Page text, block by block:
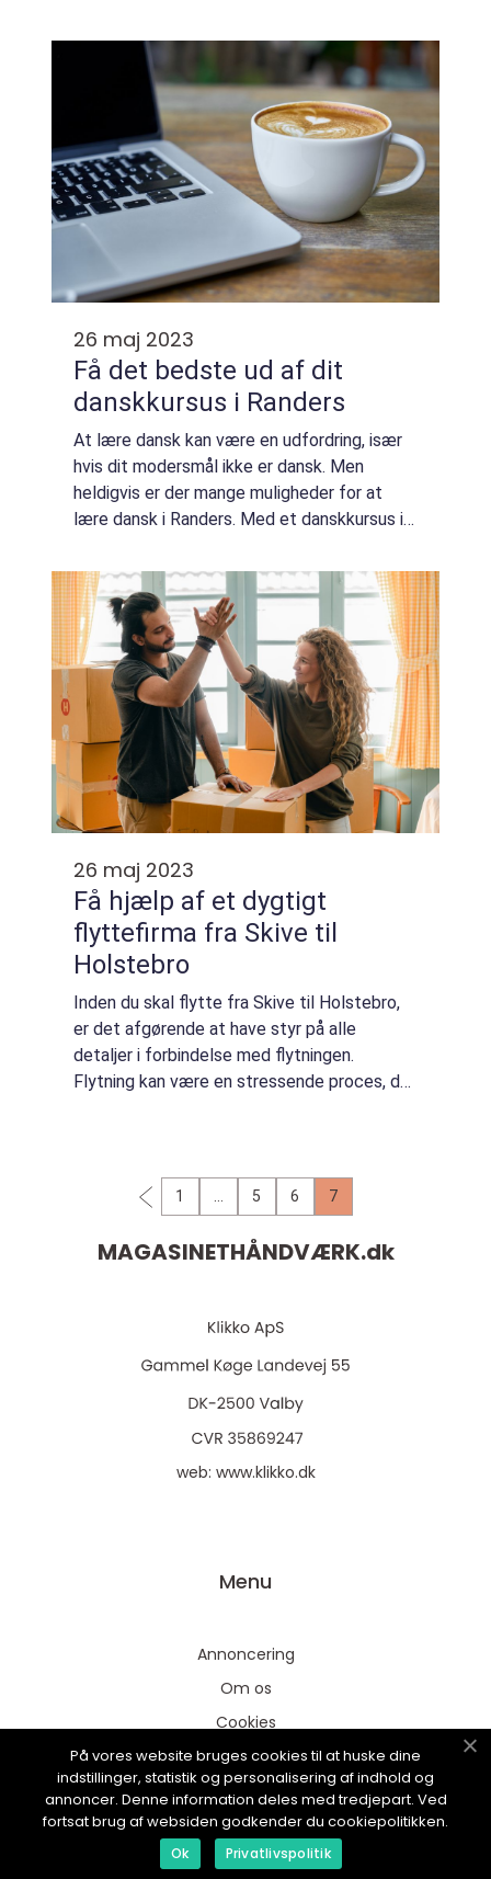
kan forårs...
26 maj 2023
Få det bedste ud af dit
danskkursus i Randers
At lære dansk kan være en udfordring, især
hvis dit modersmål ikke er dansk. Men
heldigvis er der mange muligheder for at
lære dansk i Randers. Med et danskkursus i
flydende i sproget og forbedre dine chan...
26 maj 2023
Få hjælp af et dygtigt
flyttefirma fra Skive til
Holstebro
Inden du skal flytte fra Skive til Holstebro,
er det afgørende at have styr på alle
detaljer i forbindelse med flytningen.
Flytning kan være en stressende proces, der
1 5 6 7
MAGASINETHÅNDVÆRK.dk
web: www.klikko.dk
Menu
Annoncering
Om os
Cookies
Kontakt os
Sitemap
På vores website bruges cookies til at huske dine
indstillinger, statistik og personalisering af indhold og
annoncer. Denne information deles med tredjepart. Ved
fortsat brug af websiden godkender du cookiepolitikken.
Ok Privatlivspolitik